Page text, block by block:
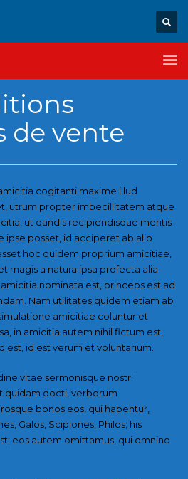
générales de vente
de vente
cogitanti maxime illud
utrum propter imbecillitatem atque
ut dandis recipiendisque meritis
ipse posset, id acciperet ab alio
hoc quidem proprium amicitiae,
magis a natura ipsa profecta alia
nominata est, princeps est ad
Nam utilitates quidem etiam ab
amicitiae coluntur et
in amicitia autem nihil fictum est,
est, id est verum et voluntarium.
vitae sermonisque nostri
quidam docti, verborum
bonos eos, qui habentur,
Galos, Scipiones, Philos; his
eos autem omittamus, qui omnino